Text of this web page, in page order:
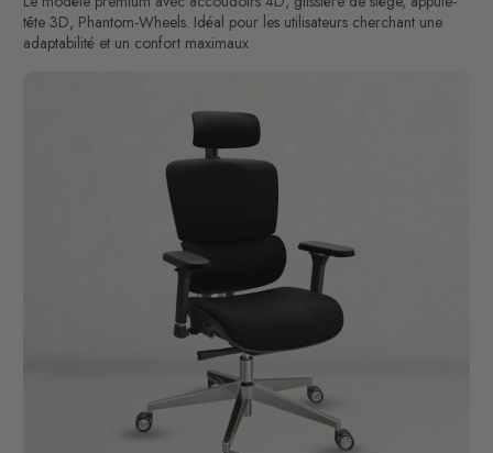
tête 3D, Phantom-Wheels. Idéal pour les utilisateurs cherchant une
adaptabilité et un confort maximaux